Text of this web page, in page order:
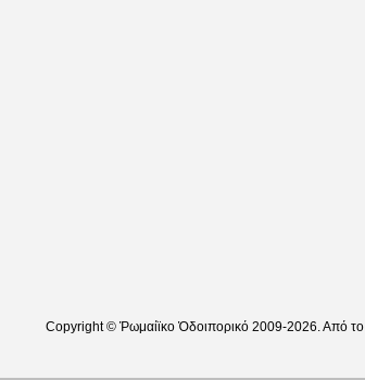
Copyright © Ῥωμαίϊκο Ὁδοιπορικό 2009-2026. Από το